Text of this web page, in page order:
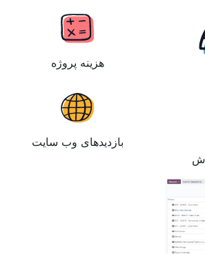
هزینه پروژه
بازدیدهای وب سایت